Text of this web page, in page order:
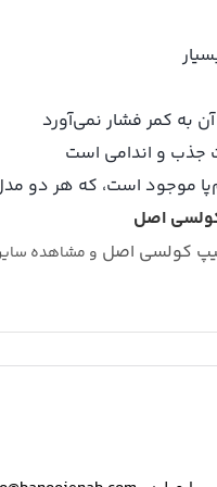
و اندامی است
موجود است، که هر دو‌
اصل
کولسی اصل و مشاهده